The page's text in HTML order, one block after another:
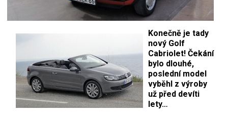
Konečně je tady
nový Golf
Cabriolet! Čekání
bylo dlouhé,
poslední model
vyběhl z výroby
už před devíti
lety…